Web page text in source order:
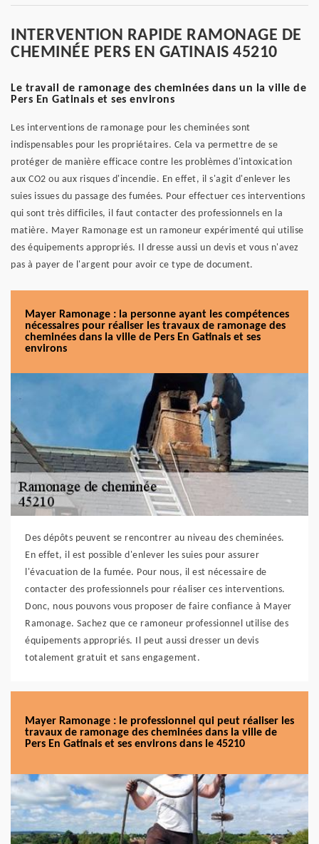
INTERVENTION RAPIDE RAMONAGE DE
CHEMINÉE PERS EN GATINAIS 45210
Le travail de ramonage des cheminées dans un la ville de
Pers En Gatinais et ses environs
Les interventions de ramonage pour les cheminées sont
indispensables pour les propriétaires. Cela va permettre de se
protéger de manière efficace contre les problèmes d'intoxication
aux CO2 ou aux risques d'incendie. En effet, il s'agit d'enlever les
suies issues du passage des fumées. Pour effectuer ces interventions
qui sont très difficiles, il faut contacter des professionnels en la
matière. Mayer Ramonage est un ramoneur expérimenté qui utilise
des équipements appropriés. Il dresse aussi un devis et vous n'avez
pas à payer de l'argent pour avoir ce type de document.
Mayer Ramonage : la personne ayant les compétences
nécessaires pour réaliser les travaux de ramonage des
cheminées dans la ville de Pers En Gatinais et ses
environs
Des dépôts peuvent se rencontrer au niveau des cheminées.
En effet, il est possible d'enlever les suies pour assurer
l'évacuation de la fumée. Pour nous, il est nécessaire de
contacter des professionnels pour réaliser ces interventions.
Donc, nous pouvons vous proposer de faire confiance à Mayer
Ramonage. Sachez que ce ramoneur professionnel utilise des
équipements appropriés. Il peut aussi dresser un devis
totalement gratuit et sans engagement.
Mayer Ramonage : le professionnel qui peut réaliser les
travaux de ramonage des cheminées dans la ville de
Pers En Gatinais et ses environs dans le 45210